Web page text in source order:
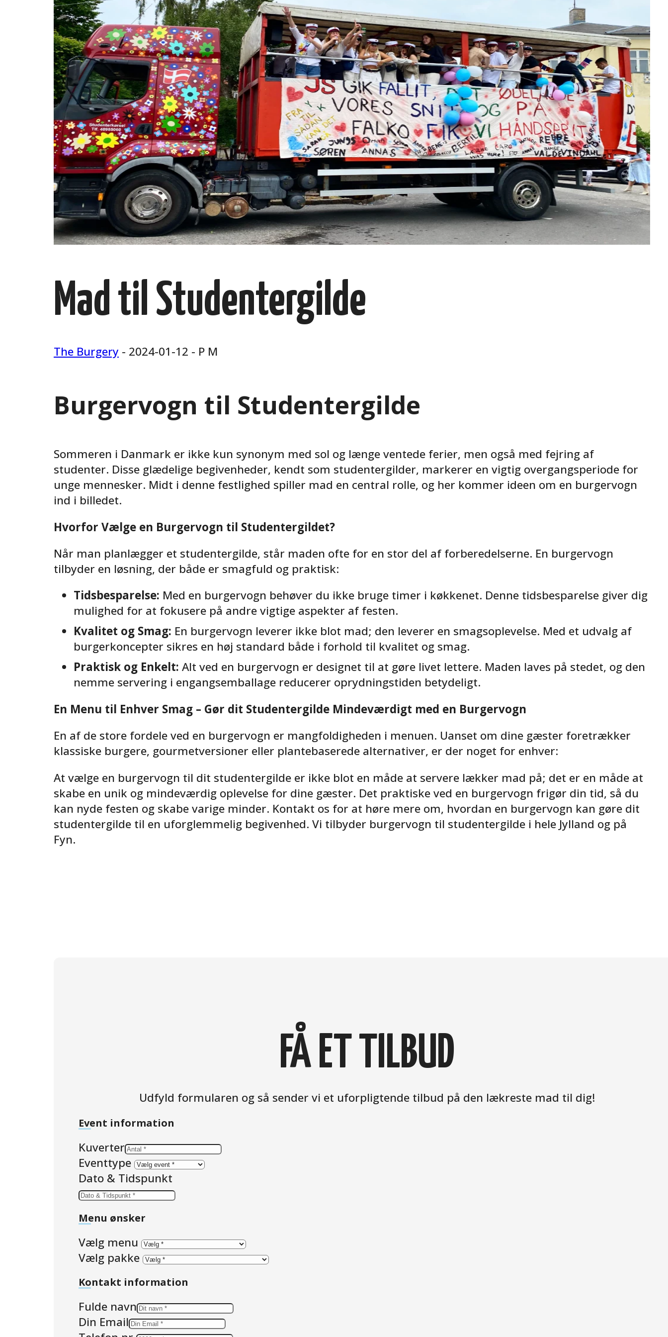
Mad til Studentergilde
The Burgery - 2024-01-12 - P M
Burgervogn til Studentergilde
Sommeren i Danmark er ikke kun synonym med sol og længe ventede ferier, men også med fejring af
studenter. Disse glædelige begivenheder, kendt som studentergilder, markerer en vigtig overgangsperiode for
unge mennesker. Midt i denne festlighed spiller mad en central rolle, og her kommer ideen om en burgervogn
ind i billedet.
Hvorfor Vælge en Burgervogn til Studentergildet?
Når man planlægger et studentergilde, står maden ofte for en stor del af forberedelserne. En burgervogn
tilbyder en løsning, der både er smagfuld og praktisk:
Tidsbesparelse: Med en burgervogn behøver du ikke bruge timer i køkkenet. Denne tidsbesparelse giver dig
mulighed for at fokusere på andre vigtige aspekter af festen.
Kvalitet og Smag: En burgervogn leverer ikke blot mad; den leverer en smagsoplevelse. Med et udvalg af
burgerkoncepter sikres en høj standard både i forhold til kvalitet og smag.
Praktisk og Enkelt: Alt ved en burgervogn er designet til at gøre livet lettere. Maden laves på stedet, og den
nemme servering i engangsemballage reducerer oprydningstiden betydeligt.
En Menu til Enhver Smag – Gør dit Studentergilde Mindeværdigt med en Burgervogn
En af de store fordele ved en burgervogn er mangfoldigheden i menuen. Uanset om dine gæster foretrækker
klassiske burgere, gourmetversioner eller plantebaserede alternativer, er der noget for enhver:
At vælge en burgervogn til dit studentergilde er ikke blot en måde at servere lækker mad på; det er en måde at
skabe en unik og mindeværdig oplevelse for dine gæster. Det praktiske ved en burgervogn frigør din tid, så du
kan nyde festen og skabe varige minder. Kontakt os for at høre mere om, hvordan en burgervogn kan gøre dit
studentergilde til en uforglemmelig begivenhed. Vi tilbyder burgervogn til studentergilde i hele Jylland og på
Fyn.
FÅ ET TILBUD
Udfyld formularen og så sender vi et uforpligtende tilbud på den lækreste mad til dig!
Event information
Kuverter
Eventtype
Dato & Tidspunkt
Menu ønsker
Vælg menu
Vælg pakke
Kontakt information
Fulde navn
Din Email